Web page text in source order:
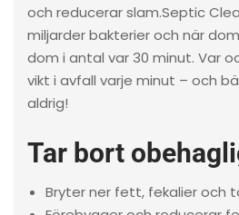
och reducerar slam.Septic
miljarder bakterier och när
dom i antal var 30 minut. Var
vikt i avfall varje minut – och
aldrig!
Tar bort
Bryter ner fett, fekalier och